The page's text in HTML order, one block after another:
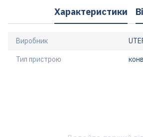
Характеристики
Виробник
Тип пристрою